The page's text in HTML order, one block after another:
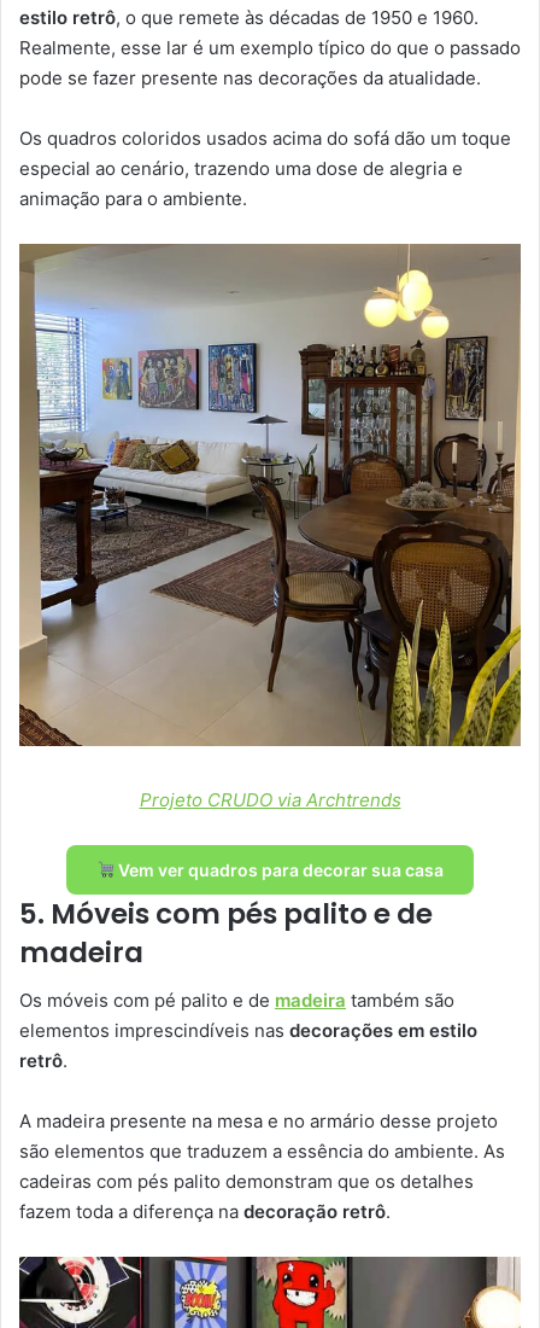
estilo retrô, o que remete às décadas de 1950 e 1960.
Realmente, esse lar é um exemplo típico do que o passado
pode se fazer presente nas decorações da atualidade.
Os quadros coloridos usados acima do sofá dão um toque
especial ao cenário, trazendo uma dose de alegria e
animação para o ambiente.
Projeto CRUDO via Archtrends
Vem ver quadros para decorar sua casa
5. Móveis com pés palito e de
madeira
Os móveis com pé palito e de madeira também são
elementos imprescindíveis nas decorações em estilo
retrô.
A madeira presente na mesa e no armário desse projeto
são elementos que traduzem a essência do ambiente. As
cadeiras com pés palito demonstram que os detalhes
fazem toda a diferença na decoração retrô.